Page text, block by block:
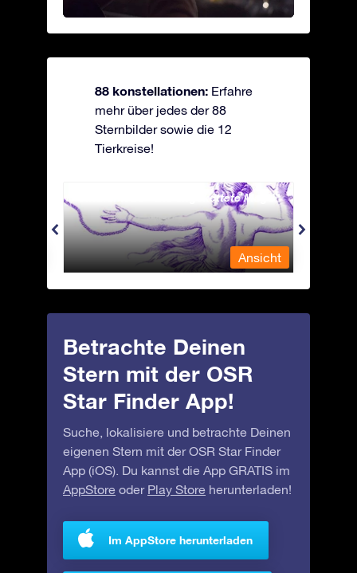
88 konstellationen: Erfahre
mehr über jedes der 88
Sternbilder sowie die 12
Tierkreise!
Andromeda - Die angekettete Magd
Ansicht
Betrachte Deinen
Stern mit der OSR
Star Finder App!
Suche, lokalisiere und betrachte Deinen
eigenen Stern mit der OSR Star Finder
App (iOS). Du kannst die App GRATIS im
AppStore oder Play Store herunterladen!
Im AppStore herunterladen